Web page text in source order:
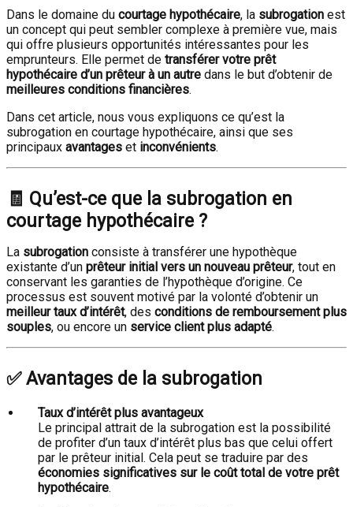
Dans le domaine du courtage hypothécaire, la subrogation est
un concept qui peut sembler complexe à première vue, mais
qui offre plusieurs opportunités intéressantes pour les
emprunteurs. Elle permet de transférer votre prêt
hypothécaire d’un prêteur à un autre dans le but d’obtenir de
meilleures conditions financières.
Dans cet article, nous vous expliquons ce qu’est la
subrogation en courtage hypothécaire, ainsi que ses
principaux avantages et inconvénients.
🧾 Qu’est-ce que la subrogation en
courtage hypothécaire ?
La subrogation consiste à transférer une hypothèque
existante d’un prêteur initial vers un nouveau prêteur, tout en
conservant les garanties de l’hypothèque d’origine. Ce
processus est souvent motivé par la volonté d’obtenir un
meilleur taux d’intérêt, des conditions de remboursement plus
souples, ou encore un service client plus adapté.
✅ Avantages de la subrogation
Taux d’intérêt plus avantageux
Le principal attrait de la subrogation est la possibilité
de profiter d’un taux d’intérêt plus bas que celui offert
par le prêteur initial. Cela peut se traduire par des
économies significatives sur le coût total de votre prêt
hypothécaire.